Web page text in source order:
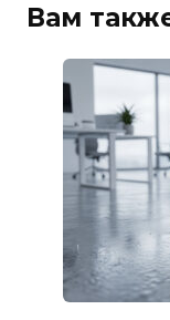
Вам